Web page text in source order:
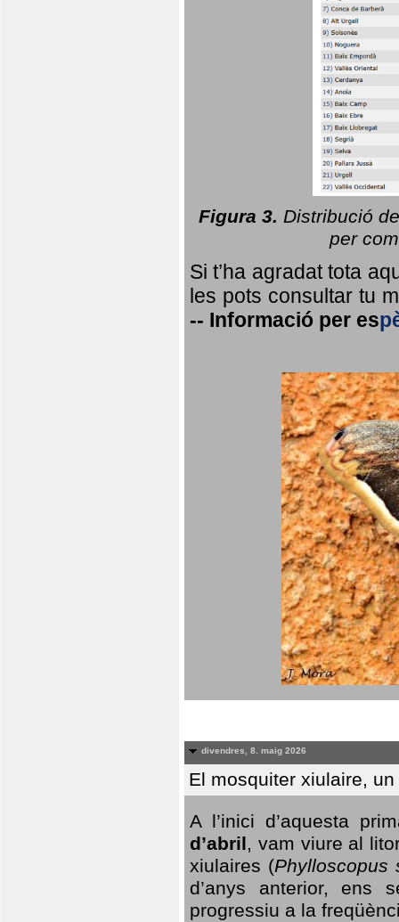
Figura 3. Distribució
per
Si t’ha agradat tota
les pots consultar tu
-- Informació per es
divendres, 8. maig 2026
El mosquiter xiulaire,
A l’inici d’aquesta
d’abril, vam viure al
xiulaires (Phylloscopus
d’anys anterior, ens
progressiu a la